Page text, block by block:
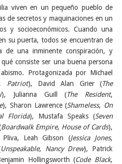
viven en un pequeño pueblo de
de secretos y maquinaciones en un
y socioeconómicos. Cuando una
su puerta, todos se encuentran de
una inminente conspiración, y
consiste ser una buena persona
Protagonizada por Michael
Patriot), David Alan Grier (The
), Julianna Guill (The Resident,
), Sharon Lawrence (Shameless, On
Florida), Mustafa Speaks (Seven
Boardwalk Empire, House of Cards),
Pliva, Leah Gibson (Jessica Jones,
Unspeakable, Nancy Drew), Patrick
Hollingsworth (Code Black,